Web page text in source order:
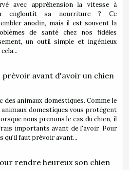
avec appréhension la vitesse à
engloutit sa nourriture ? Ce
anodin, mais il est souvent la
de santé chez nos fidèles
un outil simple et ingénieux
avant d'avoir un chien
des animaux domestiques. Comme le
animaux domestiques vous protègent
nous prenons le cas du chien, il
importants avant de l'avoir. Pour
qu'il faut prévoir avant...
rendre heureux son chien